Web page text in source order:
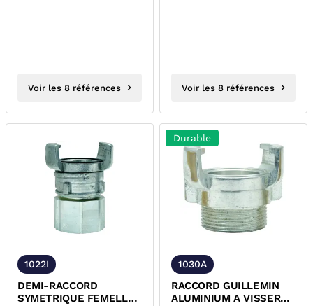
Voir les 8 références Voir les 8 références
1022I
DEMI-RACCORD
SYMETRIQUE FEMELLE
Durable
1030A
RACCORD GUILLEMIN
ALUMINIUM A VISSER